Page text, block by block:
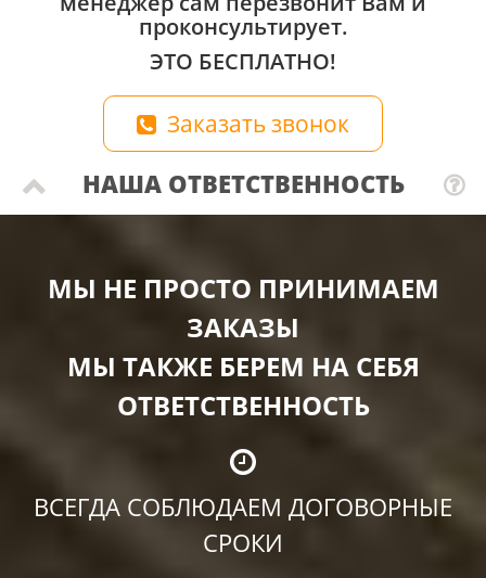
проконсультирует.
ЭТО БЕСПЛАТНО!
Заказать звонок
НАША ОТВЕТСТВЕННОСТЬ
МЫ НЕ ПРОСТО ПРИНИМАЕМ
ЗАКАЗЫ
МЫ ТАКЖЕ БЕРЕМ НА СЕБЯ
ОТВЕТСТВЕННОСТЬ
ВСЕГДА СОБЛЮДАЕМ ДОГОВОРНЫЕ
СРОКИ